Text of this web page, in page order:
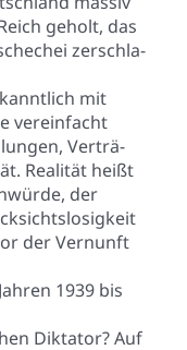
geholt, das
zer­schla­
mit
ver­ein­facht
Ver­trä­
Rea­li­tät heißt
der
der Ver­nunft
1939 bis
Dik­ta­tor? Auf